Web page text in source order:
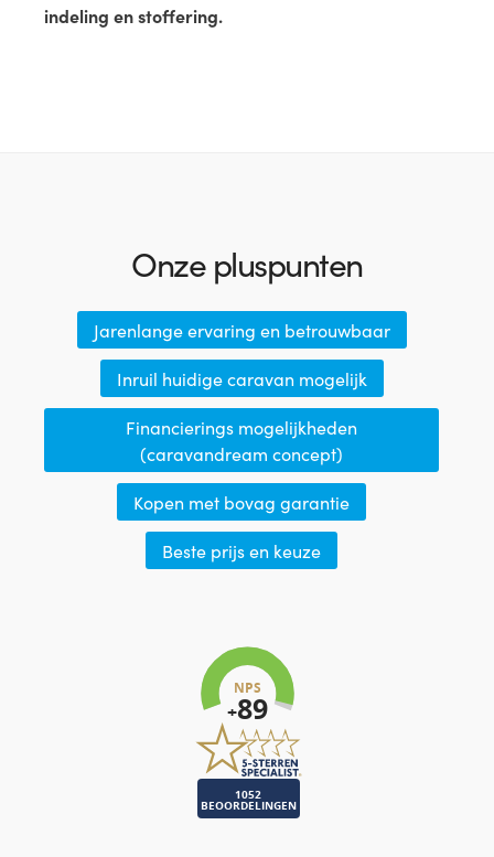
indeling en stoffering.
Onze pluspunten
Jarenlange ervaring en betrouwbaar
Inruil huidige caravan mogelijk
Financierings mogelijkheden
(caravandream concept)
Kopen met bovag garantie
Beste prijs en keuze